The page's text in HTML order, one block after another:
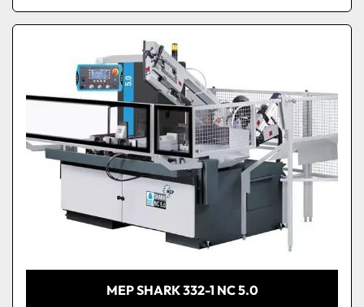
MEP SHARK 332-1 NC 5.0